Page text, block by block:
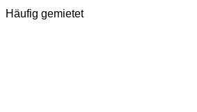
Häufig gemietet